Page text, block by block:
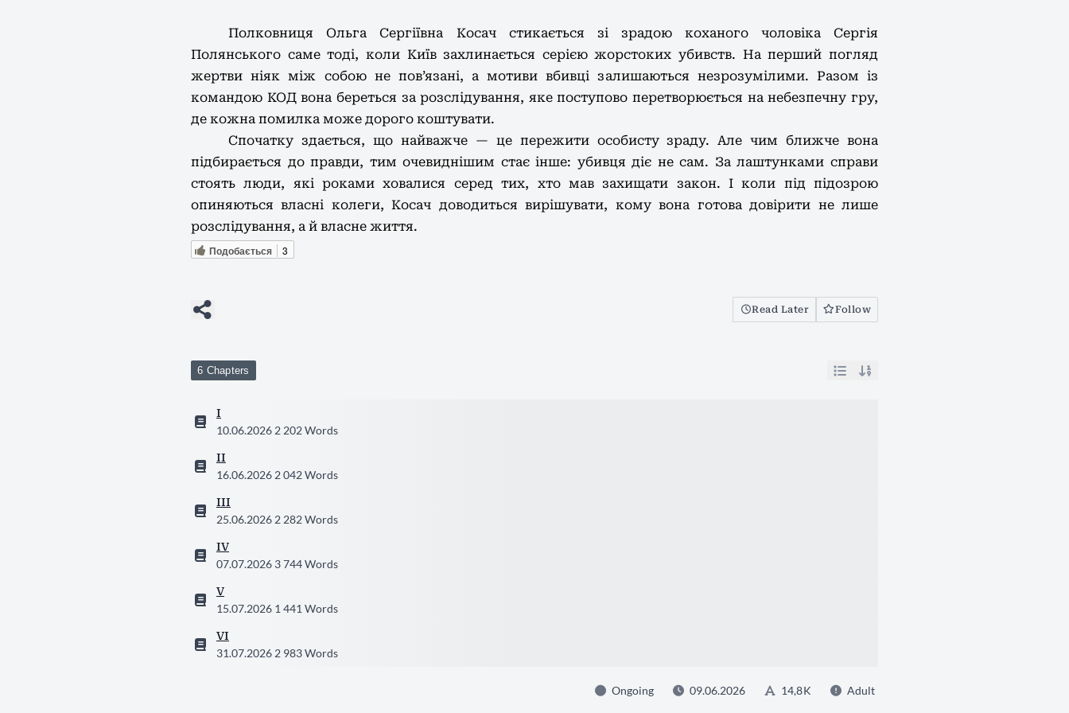
Полковниця Ольга Сергіївна Косач стикається зі зрадою коханого чоловіка Сергія
Полянського саме тоді, коли Київ захлинається серією жорстоких убивств. На перший погляд
жертви ніяк між собою не пов’язані, а мотиви вбивці залишаються незрозумілими. Разом із
командою КОД вона береться за розслідування, яке поступово перетворюється на небезпечну гру,
де кожна помилка може дорого коштувати.
Спочатку здається, що найважче — це пережити особисту зраду. Але чим ближче вона
підбирається до правди, тим очевиднішим стає інше: убивця діє не сам. За лаштунками справи
стоять люди, які роками ховалися серед тих, хто мав захищати закон. І коли під підозрою
опиняються власні колеги, Косач доводиться вирішувати, кому вона готова довірити не лише
розслідування, а й власне життя.
Подобається 3
Read Later Follow
6 Chapters
І
10.06.2026 2 202 Words
ІІ
16.06.2026 2 042 Words
ІІІ
25.06.2026 2 282 Words
IV
07.07.2026 3 744 Words
V
15.07.2026 1 441 Words
VI
31.07.2026 2 983 Words
Ongoing 09.06.2026 14,8 K Adult